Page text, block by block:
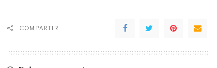
COMPARTIR